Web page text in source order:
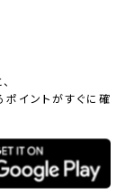
イントがすぐに確